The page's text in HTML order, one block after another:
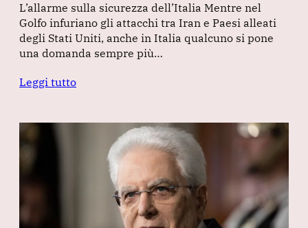
L’allarme sulla sicurezza dell’Italia Mentre nel
Golfo infuriano gli attacchi tra Iran e Paesi alleati
degli Stati Uniti, anche in Italia qualcuno si pone
una domanda sempre più…
Leggi tutto